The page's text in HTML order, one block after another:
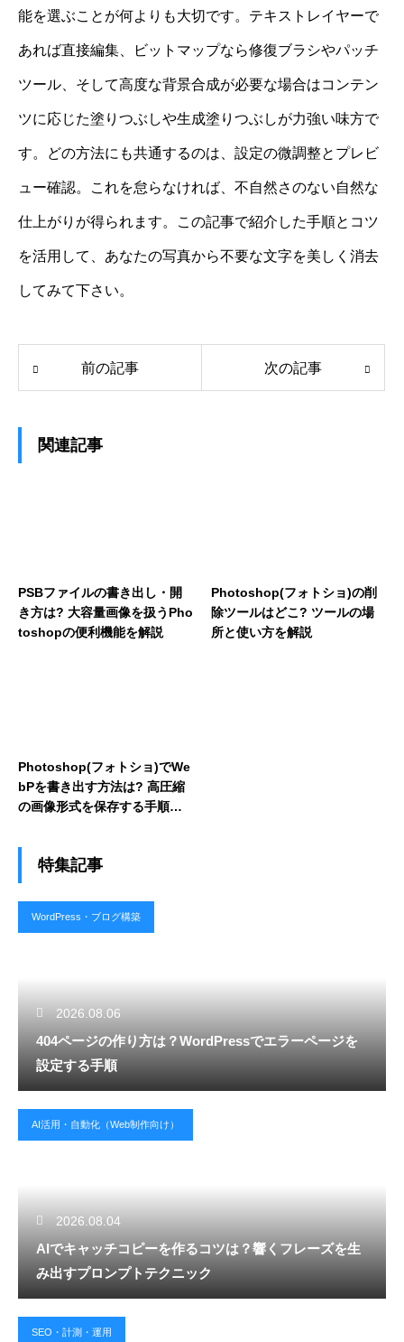
能を選ぶことが何よりも大切です。テキストレイヤーで
あれば直接編集、ビットマップなら修復ブラシやパッチ
ツール、そして高度な背景合成が必要な場合はコンテン
ツに応じた塗りつぶしや生成塗りつぶしが力強い味方で
す。どの方法にも共通するのは、設定の微調整とプレビ
ュー確認。これを怠らなければ、不自然さのない自然な
仕上がりが得られます。この記事で紹介した手順とコツ
を活用して、あなたの写真から不要な文字を美しく消去
してみて下さい。
前の記事 次の記事
関連記事
PSBファイルの書き出し・開
き方は? 大容量画像を扱うPho
toshopの便利機能を解説
Photoshop(フォトショ)の削
除ツールはどこ? ツールの場
所と使い方を解説
Photoshop(フォトショ)でWe
bPを書き出す方法は? 高圧縮
の画像形式を保存する手順を
特集記事
WordPress・ブログ構築
2026.08.06
404ページの作り方は？WordPressでエラーページを
設定する手順
AI活用・自動化（Web制作向け）
2026.08.04
AIでキャッチコピーを作るコツは？響くフレーズを生
み出すプロンプトテクニック
SEO・計測・運用